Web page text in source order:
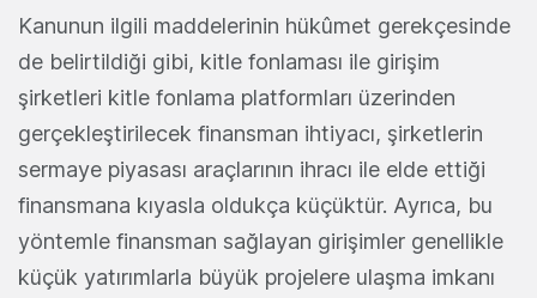
Kanunun ilgili maddelerinin hükûmet gerekçesinde
de belirtildiği gibi, kitle fonlaması ile girişim
şirketleri kitle fonlama platformları üzerinden
gerçekleştirilecek finansman ihtiyacı, şirketlerin
sermaye piyasası araçlarının ihracı ile elde ettiği
finansmana kıyasla oldukça küçüktür. Ayrıca, bu
yöntemle finansman sağlayan girişimler genellikle
küçük yatırımlarla büyük projelere ulaşma imkanı